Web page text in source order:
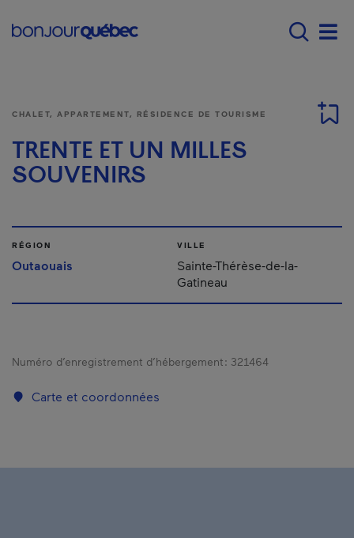
Main navigation -
CHALET, APPARTEMENT, RÉSIDENCE DE TOURISME
TRENTE ET UN MILLES
SOUVENIRS
RÉGION
Outaouais
VILLE
Sainte-Thérèse-de-la-
Gatineau
Numéro d’enregistrement d’hébergement : 321464
Carte et coordonnées